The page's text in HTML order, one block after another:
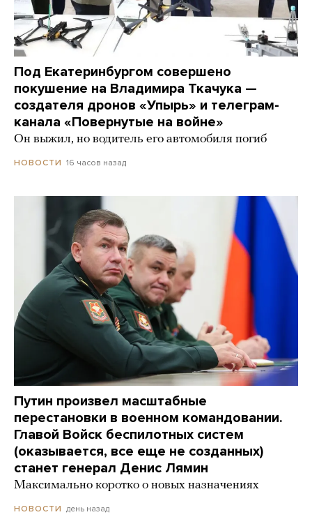
Под Екатеринбургом совершено
покушение на Владимира Ткачука —
создателя дронов «Упырь» и телеграм-
канала «Повернутые на войне»
Он выжил, но водитель его автомобиля погиб
НОВОСТИ 16 часов назад
Путин произвел масштабные
перестановки в военном командовании.
Главой Войск беспилотных систем
(оказывается, все еще не созданных)
станет генерал Денис Лямин
Максимально коротко о новых назначениях
НОВОСТИ день назад